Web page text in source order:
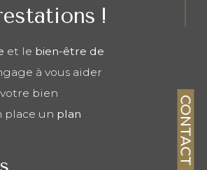
CONTACT
!
et le bien-être de
à vous aider
bien
place un plan